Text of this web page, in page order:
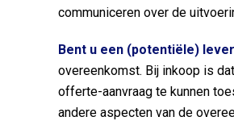
communiceren over de
Bent u een (potentiële)
overeenkomst. Bij inkoop is
offerte-aanvraag te kunnen
andere aspecten van de